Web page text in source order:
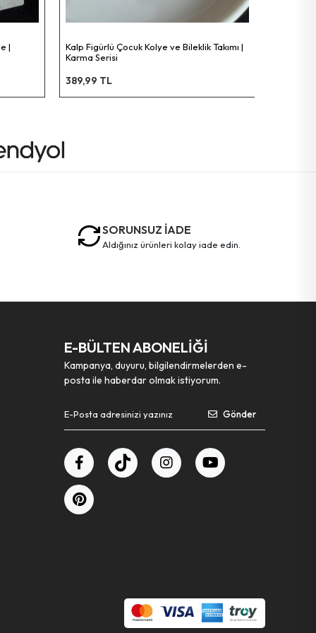
Takımı |
SORUNSUZ İADE
aldığınız ürünleri kolay iade edin.
E-BÜLTEN ABONELİĞİ
Kampanya, duyuru, bilgilendirmelerden e-
posta ile haberdar olmak istiyorum.
Gönder